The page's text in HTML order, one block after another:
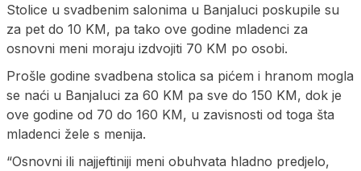
Stolice u svadbenim salonima u Banjaluci poskupile su
za pet do 10 KM, pa tako ove godine mladenci za
osnovni meni moraju izdvojiti 70 KM po osobi.
Prošle godine svadbena stolica sa pićem i hranom mogla
se naći u Banjaluci za 60 KM pa sve do 150 KM, dok je
ove godine od 70 do 160 KM, u zavisnosti od toga šta
mladenci žele s menija.
“Osnovni ili najjeftiniji meni obuhvata hladno predjelo,